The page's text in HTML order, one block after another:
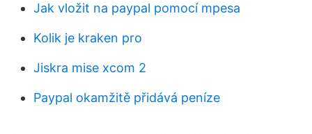
Jak vložit na paypal pomocí mpesa
Kolik je kraken pro
Jiskra mise xcom 2
Paypal okamžitě přidává peníze